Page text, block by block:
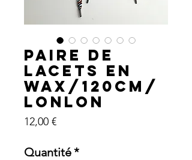
Paire de
Lacets en
Wax/120cm/
LONLON
12,00 €Prix
Quantité*